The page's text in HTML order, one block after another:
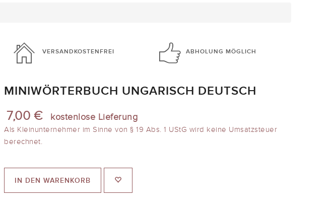
VERSANDKOSTENFREI ABHOLUNG MÖGLICH
MINIWÖRTERBUCH UNGARISCH DEUTSCH
7,00 € kostenlose Lieferung
Als Kleinunternehmer im Sinne von § 19 Abs. 1 UStG wird keine Umsatzsteuer
berechnet.
IN DEN WARENKORB